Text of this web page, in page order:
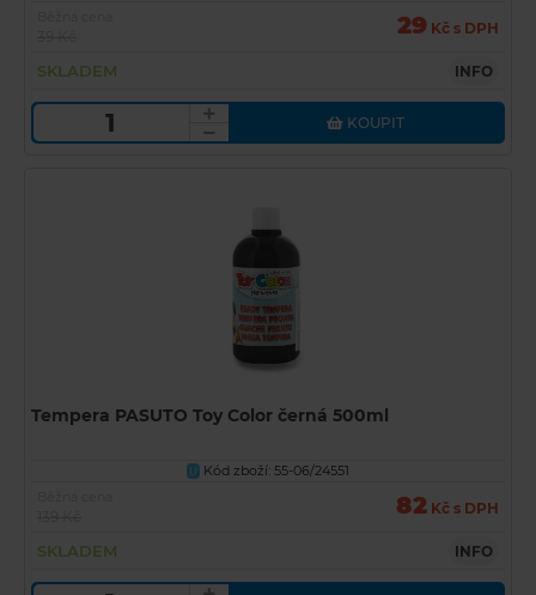
29 Kč s DPH
SKLADEM INFO
KOUPIT
Tempera PASUTO Toy Color černá 500ml
U
Kód zboží: 55-06/24551
82 Kč s DPH
SKLADEM INFO